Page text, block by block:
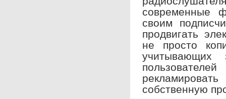
современные
своим
продвигать
не просто
учитывающих
собственную